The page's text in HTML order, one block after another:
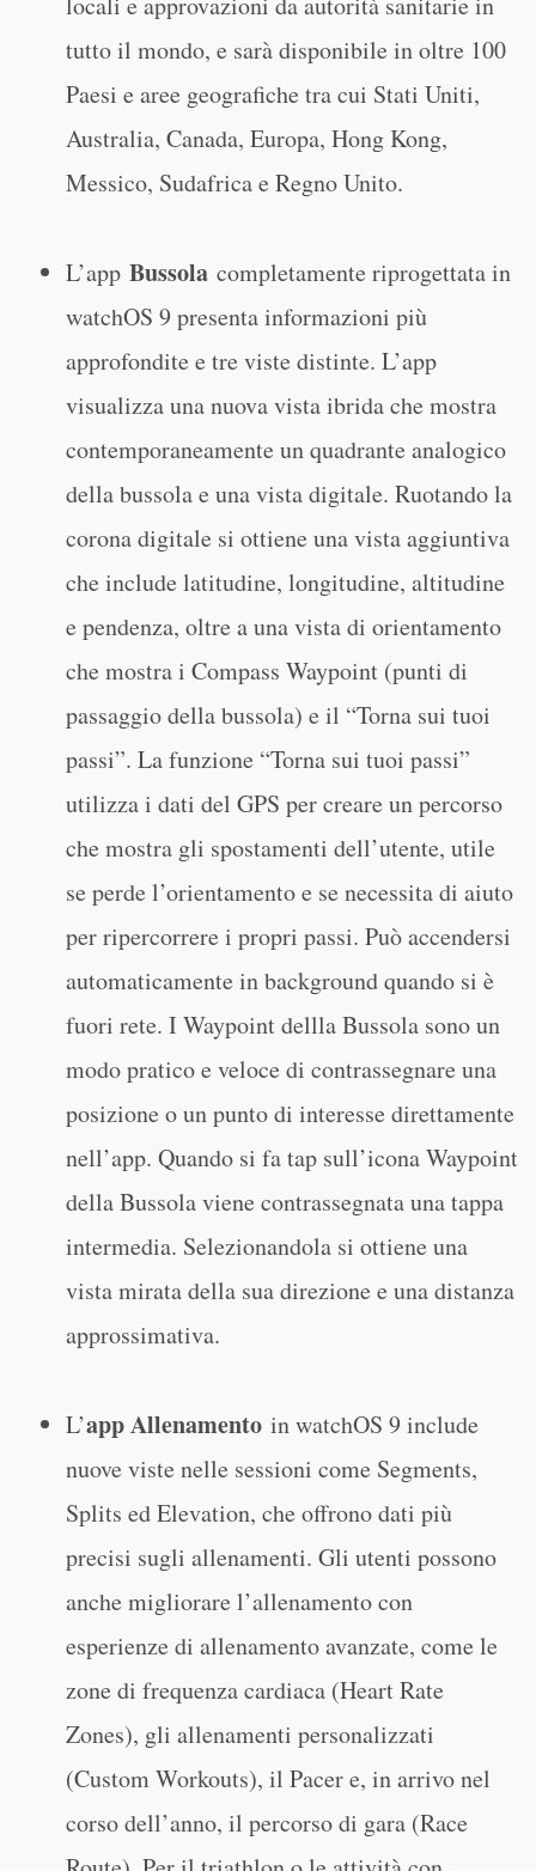
tutto il mondo, e sarà disponibile in oltre 100
Paesi e aree geografiche tra cui Stati Uniti,
Australia, Canada, Europa, Hong Kong,
Messico, Sudafrica e Regno Unito.
L’app Bussola completamente riprogettata in
watchOS 9 presenta informazioni più
approfondite e tre viste distinte. L’app
visualizza una nuova vista ibrida che mostra
contemporaneamente un quadrante analogico
della bussola e una vista digitale. Ruotando la
corona digitale si ottiene una vista aggiuntiva
che include latitudine, longitudine, altitudine
e pendenza, oltre a una vista di orientamento
che mostra i Compass Waypoint (punti di
passaggio della bussola) e il “Torna sui tuoi
passi”. La funzione “Torna sui tuoi passi”
utilizza i dati del GPS per creare un percorso
che mostra gli spostamenti dell’utente, utile
se perde l’orientamento e se necessita di aiuto
per ripercorrere i propri passi. Può accendersi
automaticamente in background quando si è
fuori rete. I Waypoint dellla Bussola sono un
modo pratico e veloce di contrassegnare una
posizione o un punto di interesse direttamente
nell’app. Quando si fa tap sull’icona Waypoint
della Bussola viene contrassegnata una tappa
intermedia. Selezionandola si ottiene una
vista mirata della sua direzione e una distanza
approssimativa.
L’app Allenamento in watchOS 9 include
nuove viste nelle sessioni come Segments,
Splits ed Elevation, che offrono dati più
precisi sugli allenamenti. Gli utenti possono
anche migliorare l’allenamento con
esperienze di allenamento avanzate, come le
zone di frequenza cardiaca (Heart Rate
Zones), gli allenamenti personalizzati
(Custom Workouts), il Pacer e, in arrivo nel
corso dell’anno, il percorso di gara (Race